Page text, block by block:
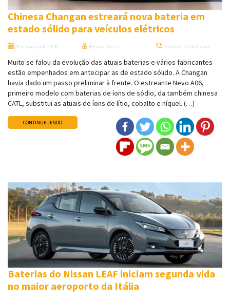
Chinesa Changan estreará nova bateria em
estado sólido para veículos elétricos
26 de março de 2026 Renato Parizzi Nenhum comentário
Muito se falou da evolução das atuais baterias e vários fabricantes
estão empenhados em antecipar as de estado sólido. A Changan
havia dado um passo preliminar à frente. O estreante Nevo A06,
primeiro modelo com baterias de íons de sódio, da também chinesa
CATL, substitui as atuais de íons de lítio, cobalto e níquel. (…)
CONTINUE LENDO
Baterias do Nissan LEAF iniciam segunda vida
no maior aeroporto da Itália